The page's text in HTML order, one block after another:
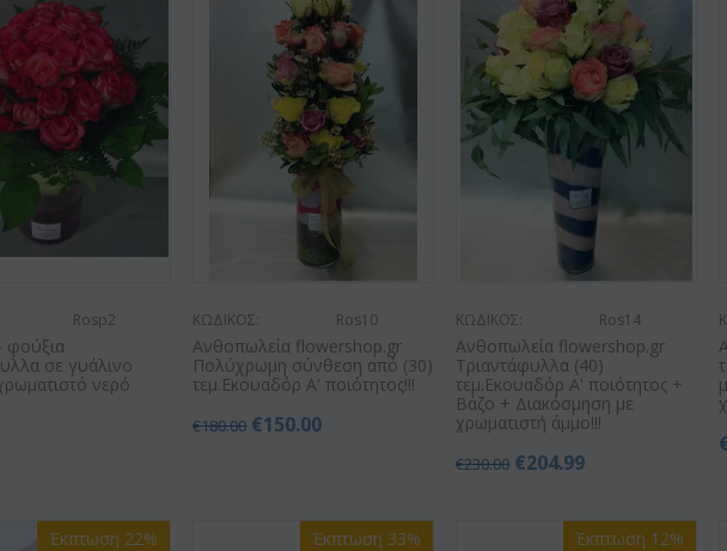
Rosp2
φούξια
σε γυάλινο
νερό
ΚΩΔΙΚΟΣ: Ros10
Ανθοπωλεία flowershop.gr
Πολύχρωμη σύνθεση από (30)
τεμ.Εκουαδόρ Α' ποιότητος!!!
€180.00 €150.00
ΚΩΔΙΚΟΣ: Ros14
Ανθοπωλεία flowershop.gr
Τριαντάφυλλα (40)
τεμ.Εκουαδόρ Α' ποιότητος +
Βάζο + Διακόσμηση με
χρωματιστή άμμο!!!
€230.00 €204.99
Έκπτωση 22% Έκπτωση 33% Έκπτωση 12%